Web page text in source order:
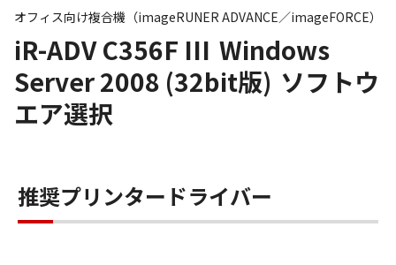
iR-ADV C356F III Windows
Server 2008 (32bit版) ソフトウ
エア選択
オフィス向け複合機（imageRUNER ADVANCE／imageFORCE）
推奨プリンタードライバー